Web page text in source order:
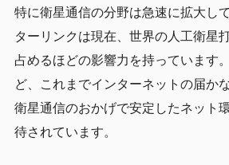
特に衛星通信の分野は急速に拡大し
ターリンクは現在、世界の人工衛星
占めるほどの影響力を持っています
ど、これまでインターネットの届か
衛星通信のおかげで安定したネット
待されています。